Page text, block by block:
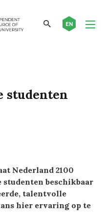
EN
studenten
Nederland 2100
beschikbaar
talentvolle
hier ervaring op te